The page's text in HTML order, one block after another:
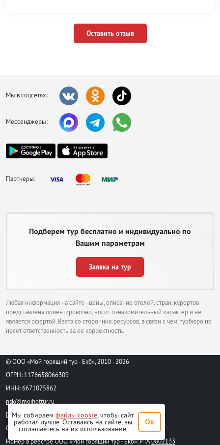
Оставить отзыв
Мы в соцсетях:
Мессенджеры:
Партнеры:
Подберем тур бесплатно и индивидуально по
Вашим параметрам
Заявка на тур
Любая информация на сайте - цены, описание отелей, стран, курортов
представлена ориентировочно, носит ознакомительный характер и не
является офертой. Взята со сторонних ресурсов, в связи с чем, турбюро не
несет ответственность за ее корректность.
© ООО «Мой горящий тур - Екб», 2010 - 2026
ОГРН: 1176658066309
ИНН: 6671075862
nsk@moihottur.ru
Пользовательское соглашение
Стандартный договор на турпродукт
Номер в реестре ООО «Мой горящий тур - Екб»: РТА0002133
Мы собираем файлы cookie, чтобы сайт
работал лучше. Оставаясь на сайте, вы
соглашаетесь на их использование.
Ок